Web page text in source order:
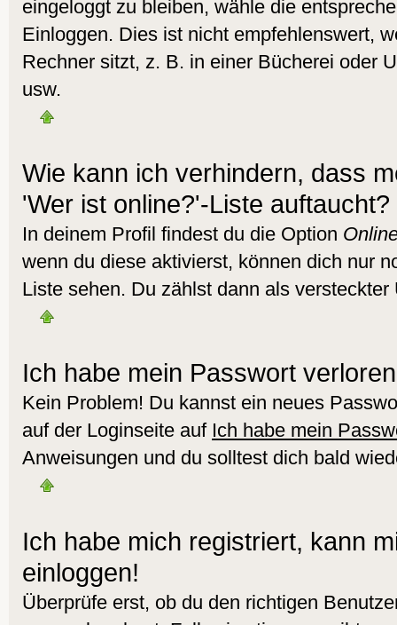
eingeloggt zu bleiben, wähle die
Einloggen. Dies ist nicht empfehlenswert,
Rechner sitzt, z. B. in einer Bücherei oder
usw.
Wie kann ich verhindern, dass
'Wer ist online?'-Liste auftaucht?
In deinem Profil findest du die Option
wenn du diese aktivierst, können dich nur
Liste sehen. Du zählst dann als versteckter
Ich habe mein Passwort
Kein Problem! Du kannst ein neues
auf der Loginseite auf Ich habe mein
Anweisungen und du solltest dich bald
Ich habe mich registriert, kann
einloggen!
Überprüfe erst, ob du den richtigen